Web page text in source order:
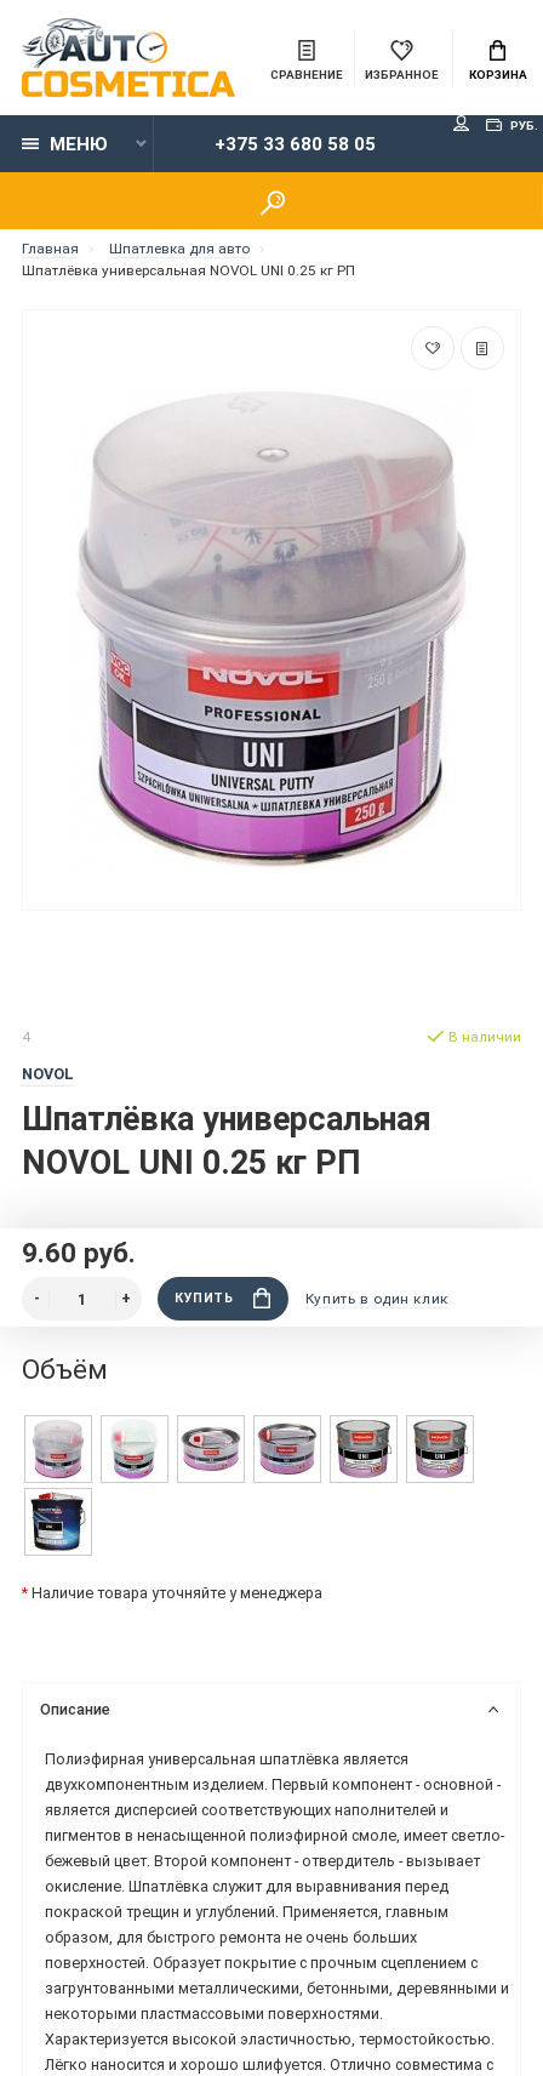
СРАВНЕНИЕ ИЗБРАННОЕ КОРЗИНА
МЕНЮ +375 33 680 58 05
РУБ.
Главная
Шпатлевка для авто
Шпатлёвка универсальная NOVOL UNI 0.25 кг РП
4
NOVOL
Шпатлёвка универсальная
NOVOL UNI 0.25 кг РП
В наличии
9.60 руб.
КУПИТЬ Купить в один клик
Объём
* Наличие товара уточняйте у менеджера
Описание
Полиэфирная универсальная шпатлёвка является
двухкомпонентным изделием. Первый компонент - основной -
является дисперсией соответствующих наполнителей и
пигментов в ненасыщенной полиэфирной смоле, имеет светло-
бежевый цвет. Второй компонент - отвердитель - вызывает
окисление. Шпатлёвка служит для выравнивания перед
покраской трещин и углублений. Применяется, главным
образом, для быстрого ремонта не очень больших
поверхностей. Образует покрытие с прочным сцеплением с
загрунтованными металлическими, бетонными, деревянными и
некоторыми пластмассовыми поверхностями.
Характеризуется высокой эластичностью, термостойкостью.
Лёгко наносится и хорошо шлифуется. Отлично совместима с